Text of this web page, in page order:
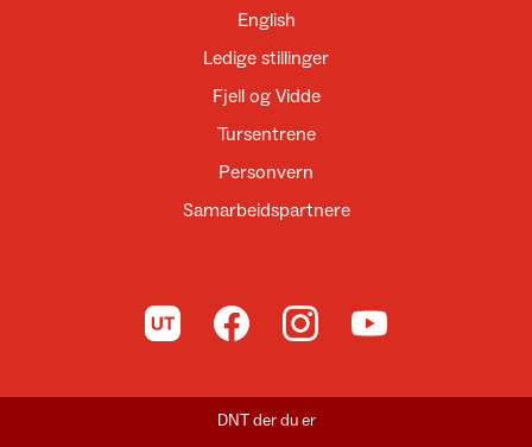
English
Ledige stillinger
Fjell og Vidde
Tursentrene
Personvern
Samarbeidspartnere
Til UT.no Til DNT på Facebook
Til DNT på Instagram
Til DNT på YouTube
DNT der du er